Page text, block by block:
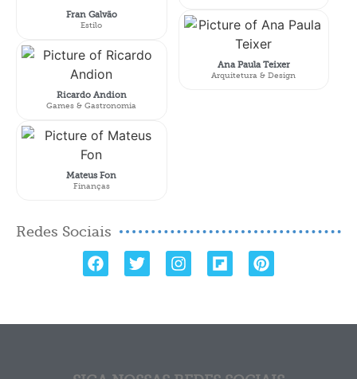
Fran Galvão
Estilo
Ricardo Andion
Games & Gastronomia
Mateus Fon
Finanças
Ana Paula Teixer
Arquitetura & Design
Redes Sociais